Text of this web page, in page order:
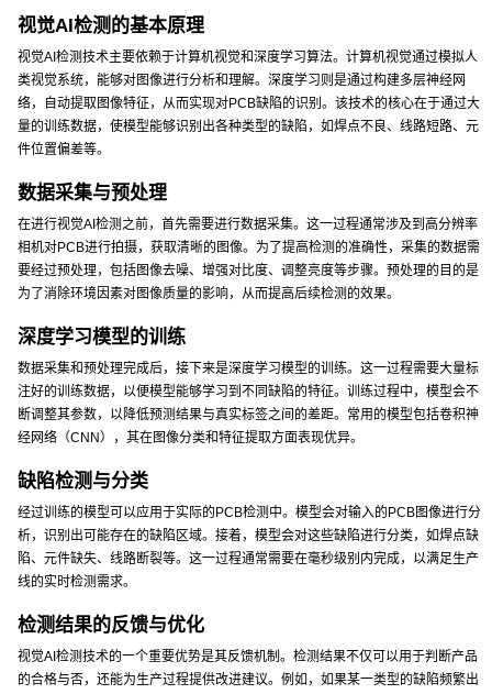
视觉AI检测的基本原理
视觉AI检测技术主要依赖于计算机视觉和深度学习算法。计算机视觉通过模拟人
类视觉系统，能够对图像进行分析和理解。深度学习则是通过构建多层神经网
络，自动提取图像特征，从而实现对PCB缺陷的识别。该技术的核心在于通过大
量的训练数据，使模型能够识别出各种类型的缺陷，如焊点不良、线路短路、元
件位置偏差等。
数据采集与预处理
在进行视觉AI检测之前，首先需要进行数据采集。这一过程通常涉及到高分辨率
相机对PCB进行拍摄，获取清晰的图像。为了提高检测的准确性，采集的数据需
要经过预处理，包括图像去噪、增强对比度、调整亮度等步骤。预处理的目的是
为了消除环境因素对图像质量的影响，从而提高后续检测的效果。
深度学习模型的训练
数据采集和预处理完成后，接下来是深度学习模型的训练。这一过程需要大量标
注好的训练数据，以便模型能够学习到不同缺陷的特征。训练过程中，模型会不
断调整其参数，以降低预测结果与真实标签之间的差距。常用的模型包括卷积神
经网络（CNN），其在图像分类和特征提取方面表现优异。
缺陷检测与分类
经过训练的模型可以应用于实际的PCB检测中。模型会对输入的PCB图像进行分
析，识别出可能存在的缺陷区域。接着，模型会对这些缺陷进行分类，如焊点缺
陷、元件缺失、线路断裂等。这一过程通常需要在毫秒级别内完成，以满足生产
线的实时检测需求。
检测结果的反馈与优化
视觉AI检测技术的一个重要优势是其反馈机制。检测结果不仅可以用于判断产品
的合格与否，还能为生产过程提供改进建议。例如，如果某一类型的缺陷频繁出